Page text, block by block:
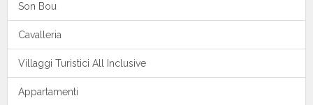
Son Bou
Cavalleria
Villaggi Turistici All Inclusive
Appartamenti